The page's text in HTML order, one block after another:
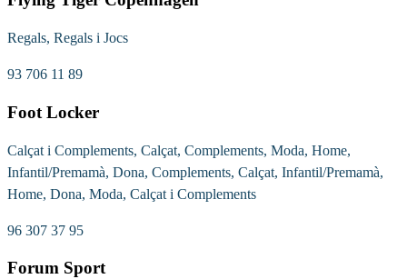
Regals, Regals i Jocs
93 706 11 89
Foot Locker
Calçat i Complements, Calçat, Complements, Moda, Home,
Infantil/Premamà, Dona, Complements, Calçat, Infantil/Premamà,
Home, Dona, Moda, Calçat i Complements
96 307 37 95
Forum Sport